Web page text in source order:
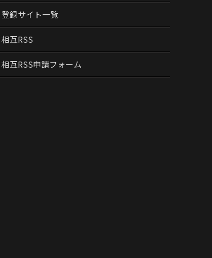
登録サイト一覧
相互RSS
相互RSS申請フォーム